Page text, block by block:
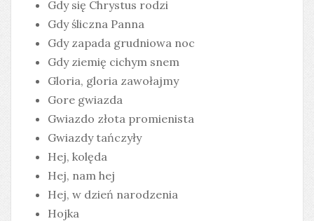
Gdy się Chrystus rodzi
Gdy śliczna Panna
Gdy zapada grudniowa noc
Gdy ziemię cichym snem
Gloria, gloria zawołajmy
Gore gwiazda
Gwiazdo złota promienista
Gwiazdy tańczyły
Hej, kolęda
Hej, nam hej
Hej, w dzień narodzenia
Hojka